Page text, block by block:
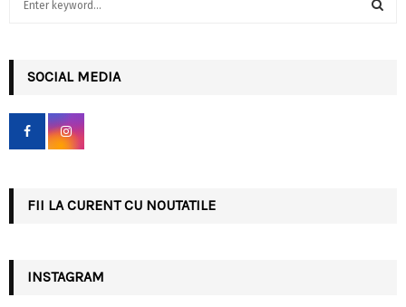
h
f
r
SOCIAL MEDIA
FII LA CURENT CU NOUTATILE
INSTAGRAM